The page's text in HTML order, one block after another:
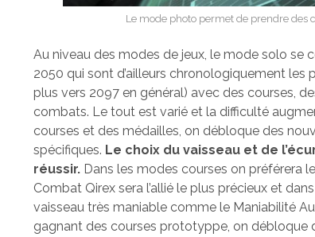
Le mode photo permet de prendre des
Au niveau des modes de jeux, le mode solo se
2050 qui sont d’ailleurs chronologiquement les
plus vers 2097 en général) avec des courses,
combats. Le tout est varié et la difficulté
courses et des médailles, on débloque des
spécifiques. Le choix du vaisseau et de
réussir. Dans les modes courses on préférera
Combat Qirex sera l’allié le plus précieux et
vaisseau très maniable comme le Maniabilité
gagnant des courses prototyppe, on débloque